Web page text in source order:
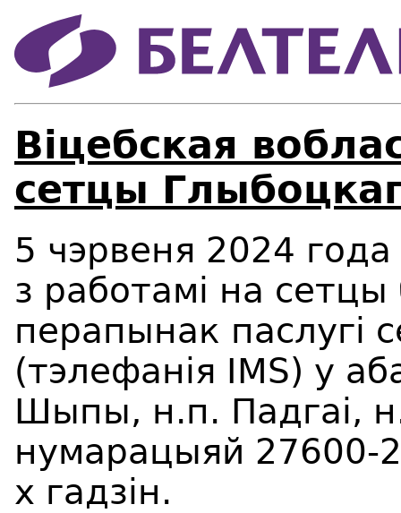
Віцебская
сетцы
5 чэрвеня 2024
з работамі на сетцы
перапынак паслугі
(тэлефанія IMS) у
Шыпы, н.п. Падгаі,
нумарацыяй 27600-
х гадзін.